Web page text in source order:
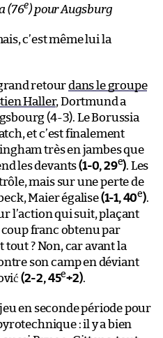
(76e) pour Augsburg
c’est même lui la
retourdans le groupe
Haller, Dortmund a
(4-3). Le Borussia
et c’est finalement
très en jambes que
les devants(1-0, 29e). Les
mais sur une perte de
Maier égalise(1-1, 40e).
l’action qui suit, plaçant
franc obtenu par
tout ? Non, car avant la
son camp en déviant
(2-2, 45e+2).
en seconde période pour
: il y a bien